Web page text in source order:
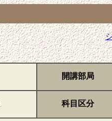
開講部局
科目区分